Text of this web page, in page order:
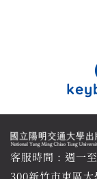
客服時間 : 週一